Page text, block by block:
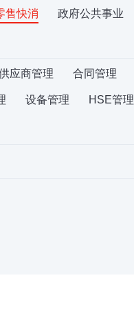
售快消 政府公共事业
应商管理 合同管理
设备管理 HSE管理